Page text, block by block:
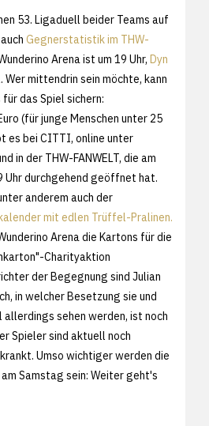
53. Ligaduell beider Teams auf
Gegnerstatistik im THW-
Arena ist um 19 Uhr, Dyn
mittendrin sein möchte, kann
das Spiel sichern:
(für junge Menschen unter 25
es bei CITTI, online unter
in der THW-FANWELT, die am
Uhr durchgehend geöffnet hat.
anderem auch der
mit edlen Trüffel-Pralinen.
Arena die Kartons für die
Charityaktion
der Begegnung sind Julian
in welcher Besetzung sie und
allerdings sehen werden, ist noch
Spieler sind aktuell noch
Umso wichtiger werden die
Samstag sein: Weiter geht's